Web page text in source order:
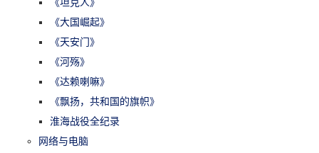
《大国崛起》
《天安门》
《河殇》
《达赖喇嘛》
《飘扬，共和国的旗帜》
淮海战役全纪录
网络与电脑